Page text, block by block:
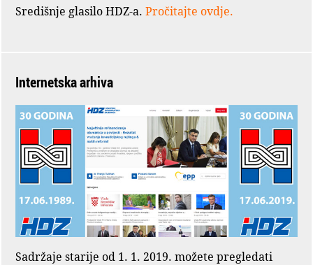
Središnje glasilo HDZ-a. Pročitajte ovdje.
Internetska arhiva
Sadržaje starije od 1. 1. 2019. možete pregledati